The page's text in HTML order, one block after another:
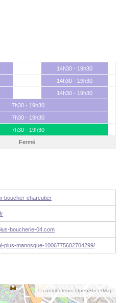
14h30 - 19h30
14h30 - 19h30
14h30 - 19h30
7h30 - 19h30
7h30 - 19h30
7h30 - 19h30
Fermé
boucher-charcutier
boucherie-04.com
plus-manosque-1006775602704299/
© contributeurs OpenStreetMap